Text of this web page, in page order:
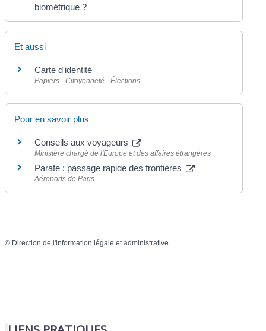
biométrique ?
Et aussi
Carte d'identité
Papiers - Citoyenneté - Élections
Pour en savoir plus
Conseils aux voyageurs
Ministère chargé de l'Europe et des affaires étrangères
Parafe : passage rapide des frontières
Aéroports de Paris
© Direction de l'information légale et administrative